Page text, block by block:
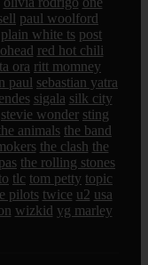
paul woolford
plain white ts post
red hot chili
ora ritt momney
paul sebastian yatra
sigala silk city
stevie wonder sting
animals the band
the clash the
the rolling stones
tlc tom petty topic
pilots twice u2 usa
wizkid yg marley